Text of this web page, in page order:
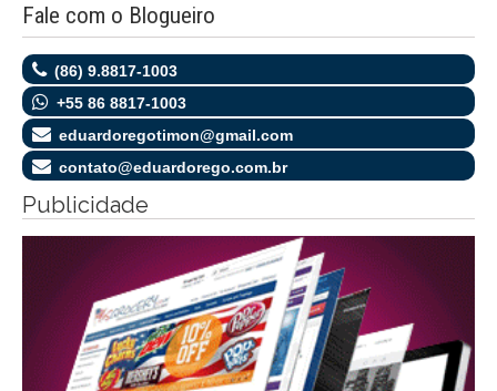
Fale com o Blogueiro
(86) 9.8817-1003
+55 86 8817-1003
eduardoregotimon@gmail.com
contato@eduardorego.com.br
Publicidade